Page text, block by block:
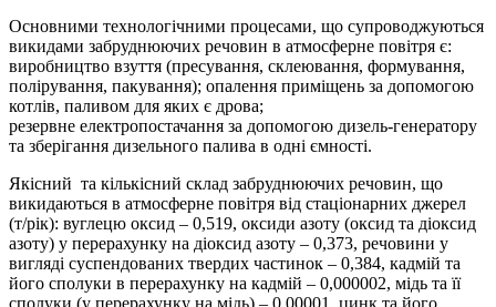
Основними технологічними процесами, що супроводжуються
викидами забруднюючих речовин в атмосферне повітря є:
виробництво взуття (пресування, склеювання, формування,
полірування, пакування); опалення приміщень за допомогою
котлів, паливом для яких є дрова;
резервне електропостачання за допомогою дизель-генератору
та зберігання дизельного палива в одні ємності.
Якісний та кількісний склад забруднюючих речовин, що
викидаються в атмосферне повітря від стаціонарних джерел
(т/рік): вуглецю оксид – 0,519, оксиди азоту (оксид та діоксид
азоту) у перерахунку на діоксид азоту – 0,373, речовини у
вигляді суспендованих твердих частинок – 0,384, кадмій та
його сполуки в перерахунку на кадмій – 0,000002, мідь та її